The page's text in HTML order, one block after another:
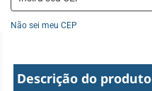
Não sei meu CEP
Descrição do produto